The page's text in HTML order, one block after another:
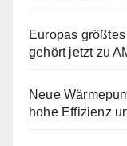
Europas
gehört jetzt zu
Neue
hohe Effizienz